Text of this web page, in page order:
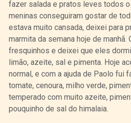
fazer salada e pratos leves todos
meninas conseguiram gostar de
estava muito cansada, deixei para
marmita da semana hoje de
fresquinhos e deixei que eles
limão, azeite, sal e pimenta. Hoje
normal, e com a ajuda de Paolo fui
tomate, cenoura, milho verde,
temperado com muito azeite,
pouquinho de sal do himalaia.